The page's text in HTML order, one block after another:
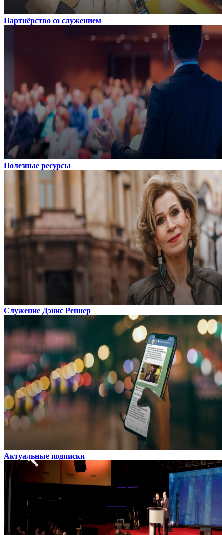
Партнёрство со служением
Полезные ресурсы
Служение Дэнис Реннер
Актуальные подписки